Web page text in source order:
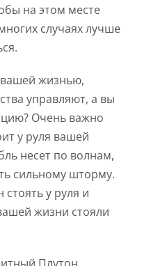
на этом месте
случаях лучше
жизнью,
управляют, а вы
Очень важно
у руля вашей
несет по волнам,
сильному шторму.
у руля и
жизни стояли